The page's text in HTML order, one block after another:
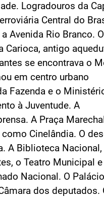
Logradouros da
Central do
Avenida Rio Branco. O
Carioca, antigo
se encontrava o
em centro urbano
Fazenda e o
à Juventude. A
A Praça
Cinelândia. O
A Biblioteca Nacional,
o Teatro Municipal
Nacional. O Palácio
dos deputados.